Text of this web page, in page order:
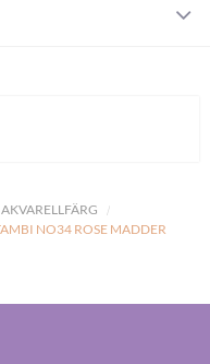
AKVARELLFÄRG
NO34 ROSE MADDER